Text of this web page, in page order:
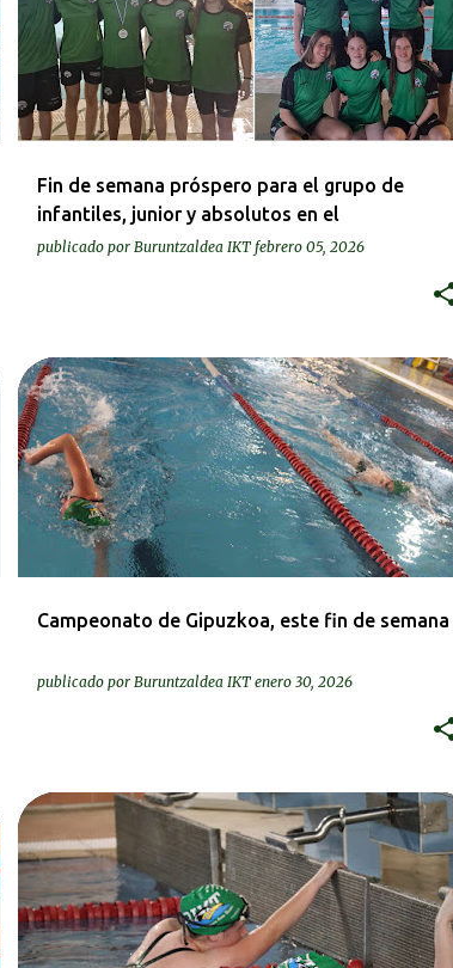
Fin de semana próspero para el grupo de
infantiles, junior y absolutos en el
Campeonato de Gipuzkoa de Invierno en Irún
publicado por Buruntzaldea IKT febrero 05, 2026
Campeonato de Gipuzkoa, este fin de semana
publicado por Buruntzaldea IKT enero 30, 2026
DEIALDIAK-CONVOCATORIAS
DEIALDIAK-CONVOCATORIAS